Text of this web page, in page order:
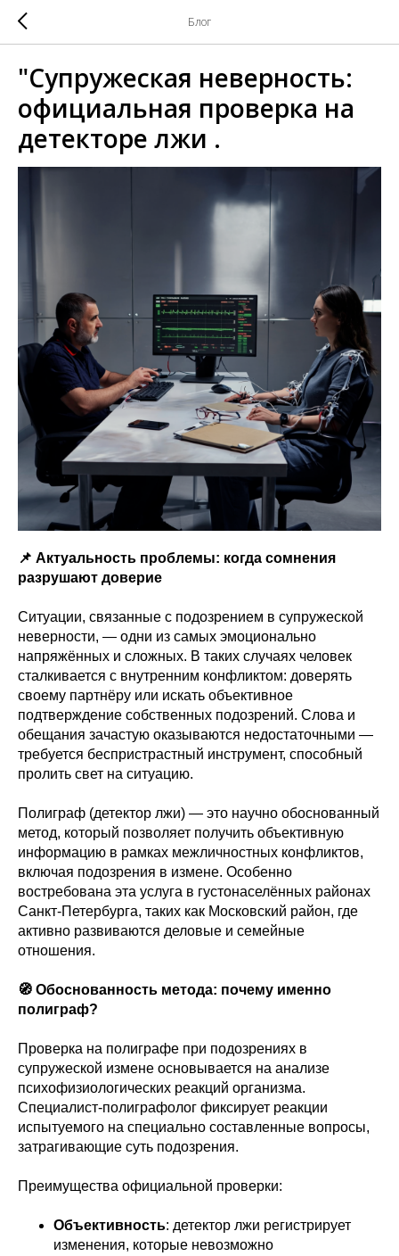
Блог
"Супружеская неверность:
официальная проверка на
детекторе лжи .
📌 Актуальность проблемы: когда сомнения
разрушают доверие
Ситуации, связанные с подозрением в супружеской
неверности, — одни из самых эмоционально
напряжённых и сложных. В таких случаях человек
сталкивается с внутренним конфликтом: доверять
своему партнёру или искать объективное
подтверждение собственных подозрений. Слова и
обещания зачастую оказываются недостаточными —
требуется беспристрастный инструмент, способный
пролить свет на ситуацию.
Полиграф (детектор лжи) — это научно обоснованный
метод, который позволяет получить объективную
информацию в рамках межличностных конфликтов,
включая подозрения в измене. Особенно
востребована эта услуга в густонаселённых районах
Санкт-Петербурга, таких как Московский район, где
активно развиваются деловые и семейные
отношения.
🧭 Обоснованность метода: почему именно
полиграф?
Проверка на полиграфе при подозрениях в
супружеской измене основывается на анализе
психофизиологических реакций организма.
Специалист-полиграфолог фиксирует реакции
испытуемого на специально составленные вопросы,
затрагивающие суть подозрения.
Преимущества официальной проверки:
Объективность: детектор лжи регистрирует
изменения, которые невозможно